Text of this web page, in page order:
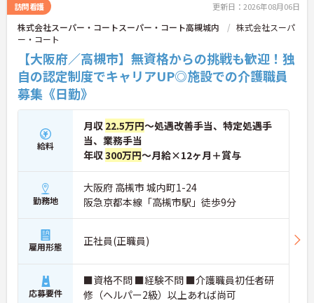
訪問看護 更新日：2026年08月06日
株式会社スーパー・コートスーパー・コート高槻城内
株式会社スーパ
ー・コート
【大阪府／高槻市】無資格からの挑戦も歓迎！独
自の認定制度でキャリアUP◎施設での介護職員
募集《日勤》
給料
月収 22.5万円～処遇改善手当、特定処遇手
当、業務手当
年収300万円～月給×12ヶ月＋賞与
勤務地
大阪府 高槻市 城内町1-24
阪急京都本線「高槻市駅」徒歩9分
雇用形態 正社員(正職員)
応募要件
■資格不問 ■経験不問 ■介護職員初任者研
修（ヘルパー2級）以上あれば尚可